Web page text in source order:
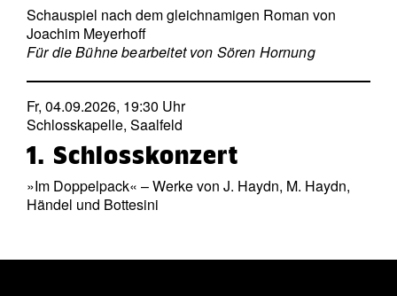
Schauspiel nach dem gleichnamigen Roman von
Joachim Meyerhoff
Für die Bühne bearbeitet von Sören Hornung
Fr, 04.09.2026, 19:30 Uhr
Schlosskapelle, Saalfeld
1. Schlosskonzert
»Im Doppelpack« – Werke von J. Haydn, M. Haydn,
Händel und Bottesini